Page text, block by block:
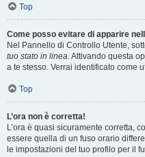
Top
Come posso evitare di apparire
Nel Pannello di Controllo Utente,
tuo stato in linea. Attivando questa
a te stesso. Verrai identificato come
Top
L’ora non è corretta!
L’ora è quasi sicuramente corretta,
essere quella di un fuso orario
le impostazioni del tuo profilo per il